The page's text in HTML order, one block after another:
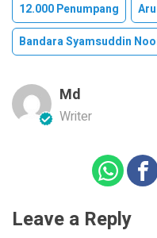
12.000 Penumpang
Bandara Syamsuddin
Md
Writer
Leave a Reply